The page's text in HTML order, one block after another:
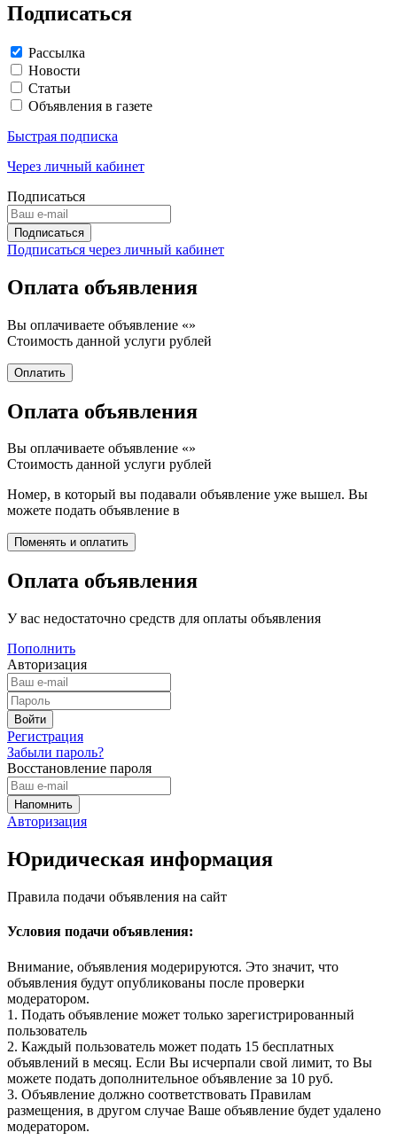
Подписаться
Рассылка
Новости
Статьи
Объявления в газете
Быстрая подписка
Через личный кабинет
Подписаться
Подписаться через личный кабинет
Оплата объявления
Вы оплачиваете объявление «»
Стоимость данной услуги рублей
Оплата объявления
Вы оплачиваете объявление «»
Стоимость данной услуги рублей
Номер, в который вы подавали объявление уже вышел. Вы
можете подать объявление в
Оплата объявления
У вас недостаточно средств для оплаты объявления
Пополнить
Авторизация
Регистрация
Забыли пароль?
Восстановление пароля
Авторизация
Юридическая информация
Правила подачи объявления на сайт
Условия подачи объявления:
Внимание, объявления модерируются. Это значит, что
объявления будут опубликованы после проверки
модератором.
1. Подать объявление может только зарегистрированный
пользователь
2. Каждый пользователь может подать 15 бесплатных
объявлений в месяц. Если Вы исчерпали свой лимит, то Вы
можете подать дополнительное объявление за 10 руб.
3. Объявление должно соответствовать Правилам
размещения, в другом случае Ваше объявление будет удалено
модератором.